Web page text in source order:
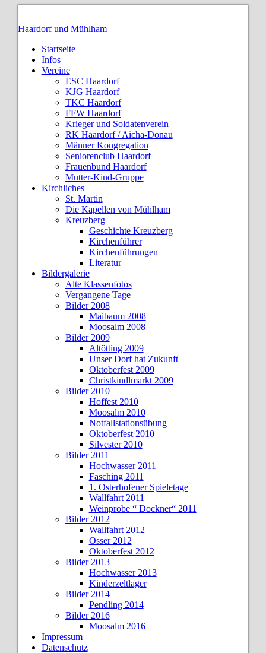
Haardorf und Mühlham
Startseite
Infos
Vereine
ESC Haardorf
KJG Haardorf
TKC Haardorf
FFW Haardorf
Krieger und Soldatenverein
RK Haardorf / Aicha-Donau
Männer Kongregation
Seniorenclub Haardorf
Frauenbund Haardorf
Mutter-Kind-Gruppe
Kirchliches
St. Martin
Die Kapellen von Mühlham
Kreuzberg
Geschichte Kreuzberg
Kirchenführer
Kirchenführungen
Literatur
Bildergalerie
Alte Klassenfotos
Vergangene Tage
Bilder 2008
Maibaum 2008
Moosalm 2008
Bilder 2009
Altötting 2009
Unser Dorf hat Zukunft
Oktoberfest 2009
Christkindlmarkt 2009
Bilder 2010
Hoffest 2010
Moosalm 2010
Notfallstationsübung
Oktoberfest 2010
Silvester 2010
Bilder 2011
Hochwasser 2011
Fasching 2011
1. Osterhofener Spieletage
Wallfahrt 2011
Weinprobe “ Dockner“ 2011
Bilder 2012
Wallfahrt 2012
Osser 2012
Oktoberfest 2012
Bilder 2013
Hochwasser 2013
Kinderzeltlager
Bilder 2014
Pendling 2014
Bilder 2016
Moosalm 2016
Impressum
Datenschutz